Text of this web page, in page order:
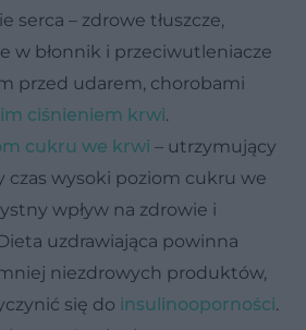
serca – zdrowe tłuszcze,
w błonnik i przeciwutleniacze
przed udarem, chorobami
ciśnieniem krwi.
cukru we krwi – utrzymujący
czas wysoki poziom cukru we
wpływ na zdrowie i
uzdrawiająca powinna
niezdrowych produktów,
się do insulinooporności.